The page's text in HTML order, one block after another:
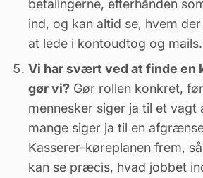
betalingerne, efterhånden
ind, og kan altid se, hvem
at lede i kontoudtog og mails.
Vi har svært ved at finde en
gør vi? Gør rollen konkret,
mennesker siger ja til et vagt
mange siger ja til en
Kasserer-køreplanen frem,
kan se præcis, hvad jobbet